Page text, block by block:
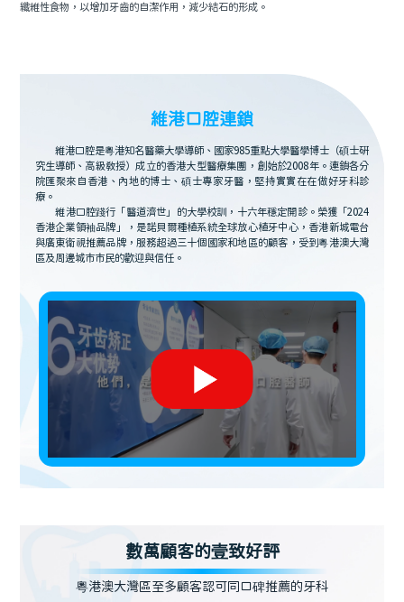
纖維性食物，以增加牙齒的自潔作用，減少結石的形成。
維港口腔連鎖
維港口腔是粵港知名醫藥大學導師、國家985重點大學醫學博士（碩士研
究生導師、高級教授）成立的香港大型醫療集團，創始於2008年。連鎖各分
院匯聚來自香港、內地的博士、碩士專家牙醫，堅持實實在在做好牙科診
療。
維港口腔踐行「醫道濟世」的大學校訓，十六年穩定開診。榮獲「2024
香港企業領袖品牌」，是諾貝爾種植系統全球放心植牙中心，香港新城電台
與廣東衛視推薦品牌，服務超過三十個國家和地區的顧客，受到粵港澳大灣
區及周邊城市市民的歡迎與信任。
數萬顧客的壹致好評
粵港澳大灣區至多顧客認可同口碑推薦的牙科